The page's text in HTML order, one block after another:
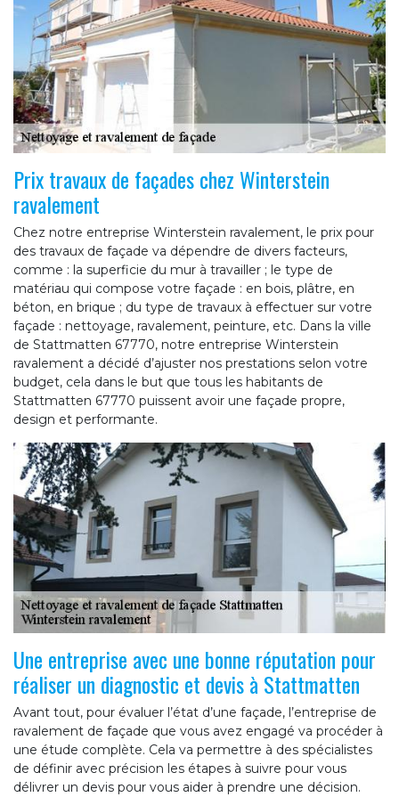
Prix travaux de façades chez Winterstein
ravalement
Chez notre entreprise Winterstein ravalement, le prix pour
des travaux de façade va dépendre de divers facteurs,
comme : la superficie du mur à travailler ; le type de
matériau qui compose votre façade : en bois, plâtre, en
béton, en brique ; du type de travaux à effectuer sur votre
façade : nettoyage, ravalement, peinture, etc. Dans la ville
de Stattmatten 67770, notre entreprise Winterstein
ravalement a décidé d’ajuster nos prestations selon votre
budget, cela dans le but que tous les habitants de
Stattmatten 67770 puissent avoir une façade propre,
design et performante.
Une entreprise avec une bonne réputation pour
réaliser un diagnostic et devis à Stattmatten
Avant tout, pour évaluer l’état d’une façade, l’entreprise de
ravalement de façade que vous avez engagé va procéder à
une étude complète. Cela va permettre à des spécialistes
de définir avec précision les étapes à suivre pour vous
délivrer un devis pour vous aider à prendre une décision.